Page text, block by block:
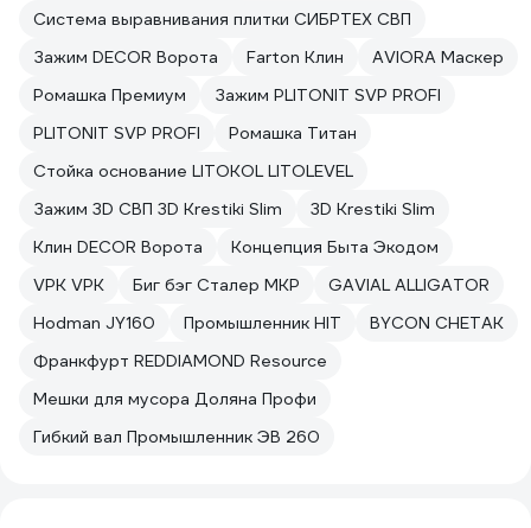
Система выравнивания плитки СИБРТЕХ СВП
Зажим DECOR Ворота
Farton Клин
AVIORA Маскер
Ромашка Премиум
Зажим PLITONIT SVP PROFI
PLITONIT SVP PROFI
Ромашка Титан
Стойка основание LITOKOL LITOLEVEL
Зажим 3D СВП 3D Krestiki Slim
3D Krestiki Slim
Клин DECOR Ворота
Концепция Быта Экодом
VPK VPK
Биг бэг Сталер МКР
GAVIAL ALLIGATOR
Hodman JY160
Промышленник HIT
BYCON CHETAK
Франкфурт REDDIAMOND Resource
Мешки для мусора Доляна Профи
Гибкий вал Промышленник ЭВ 260